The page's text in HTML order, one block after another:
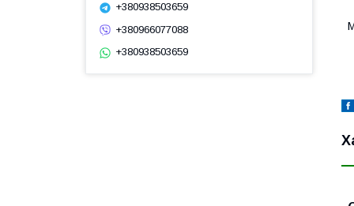
+380938503659
+380966077088
+380938503659